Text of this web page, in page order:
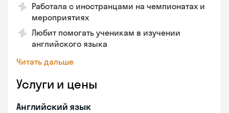
Работала с иностранцами на чемпионатах и
мероприятиях
Любит помогать ученикам в изучении
английского языка
Читать дальше
Услуги и цены
Английский язык